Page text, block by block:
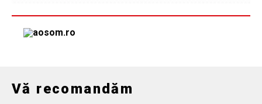
Vă recomandăm